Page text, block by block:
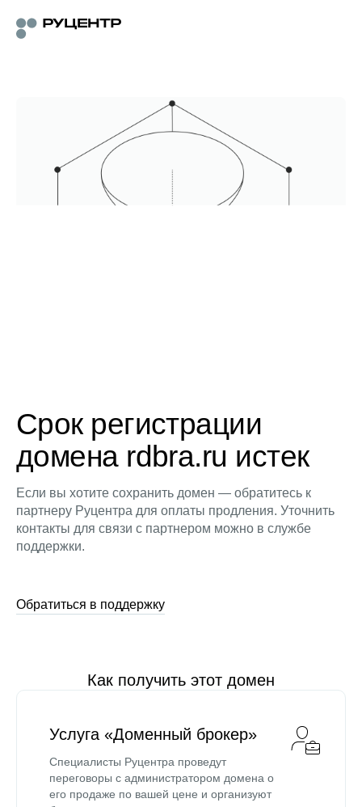
Срок регистрации
домена rdbra.ru истек
Если вы хотите сохранить домен — обратитесь к
партнеру Руцентра для оплаты продления. Уточнить
контакты для связи с партнером можно в службе
поддержки.
Обратиться в поддержку
Как получить этот домен
Услуга «Доменный брокер»
Специалисты Руцентра проведут
переговоры с администратором домена о
его продаже по вашей цене и организуют